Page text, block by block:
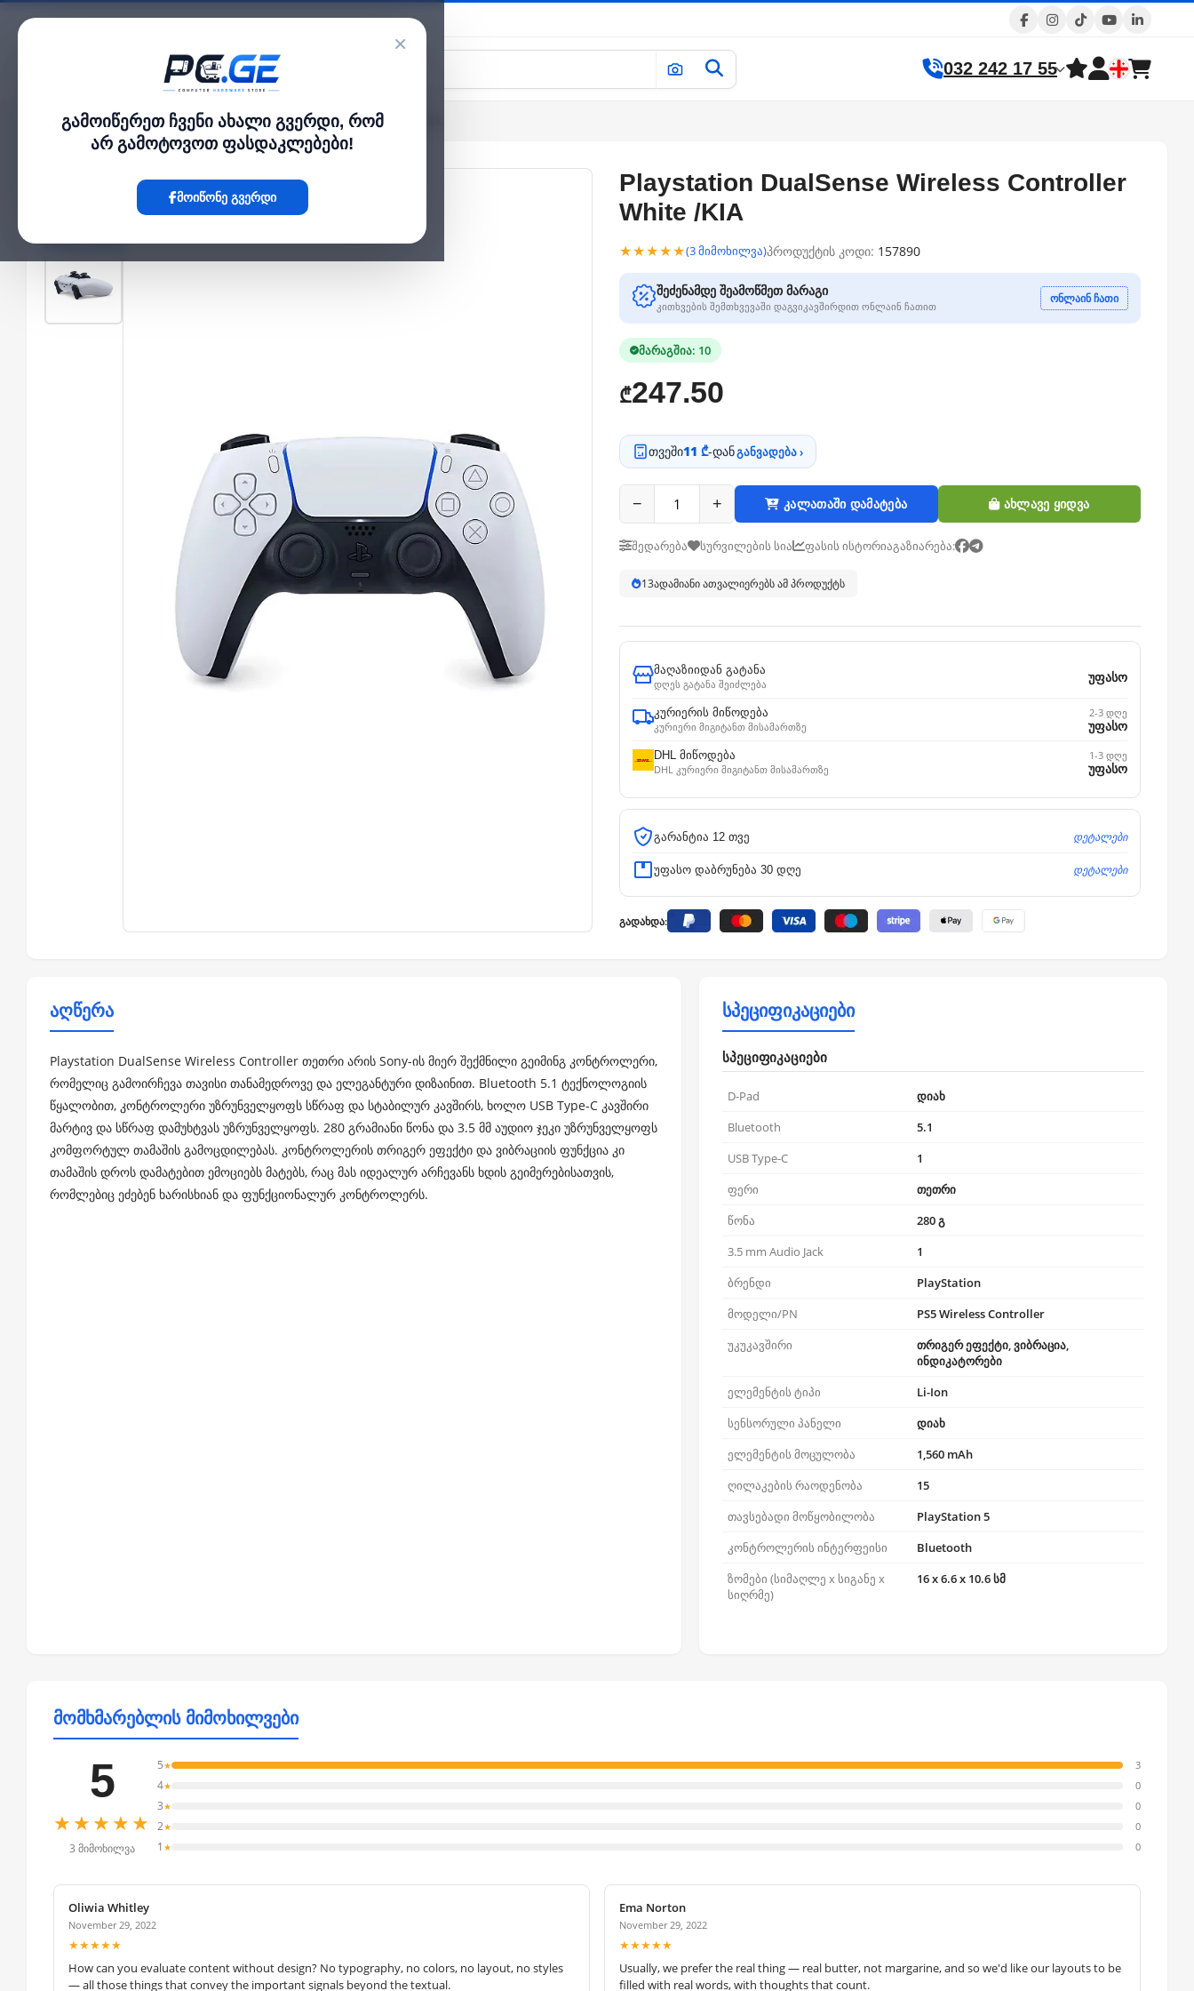
×
გამოიწერეთ ჩვენი ახალი გვერდი, რომ
არ გამოტოვოთ ფასდაკლებები!
მოიწონე გვერდი
კატალოგი 032 242 17 55
მთავარი›გეიმინგ აქსესუარები›Playstation DualSense Wireless Controller White /KIA
Playstation DualSense Wireless Controller
White /KIA
★★★★★(3 მიმოხილვა)პროდუქტის კოდი: 157890
შეძენამდე შეამოწმეთ მარაგი
კითხვების შემთხვევაში დაგვიკავშირდით ონლაინ ჩათით
ონლაინ ჩათი
მარაგშია: 10
₾247.50
თვეში11 ₾-დანგანვადება ›
− + კალათაში დამატება ახლავე ყიდვა
შედარება სურვილების სია ფასის ისტორიაგაზიარება:
13ადამიანი ათვალიერებს ამ პროდუქტს
მაღაზიიდან გატანა
დღეს გატანა შეიძლება
უფასო
კურიერის მიწოდება
კურიერი მიგიტანთ მისამართზე
2-3 დღე
უფასო
DHL მიწოდება
DHL კურიერი მიგიტანთ მისამართზე
1-3 დღე
უფასო
გარანტია 12 თვე დეტალები
უფასო დაბრუნება 30 დღე დეტალები
გადახდა:
აღწერა
Playstation DualSense Wireless Controller თეთრი არის Sony-ის მიერ შექმნილი გეიმინგ კონტროლერი,
რომელიც გამოირჩევა თავისი თანამედროვე და ელეგანტური დიზაინით. Bluetooth 5.1 ტექნოლოგიის
წყალობით, კონტროლერი უზრუნველყოფს სწრაფ და სტაბილურ კავშირს, ხოლო USB Type-C კავშირი
მარტივ და სწრაფ დამუხტვას უზრუნველყოფს. 280 გრამიანი წონა და 3.5 მმ აუდიო ჯეკი უზრუნველყოფს
კომფორტულ თამაშის გამოცდილებას. კონტროლერის თრიგერ ეფექტი და ვიბრაციის ფუნქცია კი
თამაშის დროს დამატებით ემოციებს მატებს, რაც მას იდეალურ არჩევანს ხდის გეიმერებისათვის,
რომლებიც ეძებენ ხარისხიან და ფუნქციონალურ კონტროლერს.
სპეციფიკაციები
სპეციფიკაციები
D-Pad
დიახ
Bluetooth
5.1
USB Type-C
1
ფერი
თეთრი
წონა
280 გ
3.5 mm Audio Jack
1
ბრენდი
PlayStation
მოდელი/PN
PS5 Wireless Controller
უკუკავშირი
თრიგერ ეფექტი, ვიბრაცია,
ინდიკატორები
ელემენტის ტიპი
Li-Ion
სენსორული პანელი
დიახ
ელემენტის მოცულობა
1,560 mAh
ღილაკების რაოდენობა
15
თავსებადი მოწყობილობა
PlayStation 5
კონტროლერის ინტერფეისი
Bluetooth
ზომები (სიმაღლე x სიგანე x
სიღრმე)
16 x 6.6 x 10.6 სმ
მომხმარებლის მიმოხილვები
5
★★★★★
3 მიმოხილვა
5★ 3
4★ 0
3★ 0
2★ 0
1 ★ 0
Oliwia Whitley
November 29, 2022
★★★★★
How can you evaluate content without design? No typography, no colors, no layout, no styles
— all those things that convey the important signals beyond the textual.
Ema Norton
November 29, 2022
★★★★★
Usually, we prefer the real thing — real butter, not margarine, and so we'd like our layouts to be
filled with real words, with thoughts that count.